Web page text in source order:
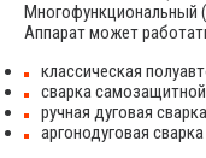
Многофункциональный
Аппарат может
классическая
сварка
ручная дуговая
аргонодуговая